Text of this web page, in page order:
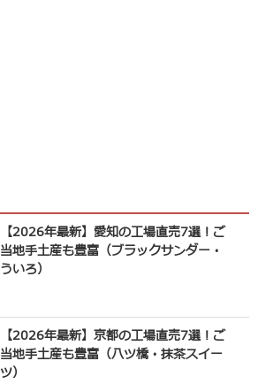
【2026年最新】愛知の工場直売7選！ご
当地手土産も豊富（ブラックサンダー・
ういろ）
【2026年最新】京都の工場直売7選！ご
当地手土産も豊富（八ツ橋・抹茶スイー
ツ）